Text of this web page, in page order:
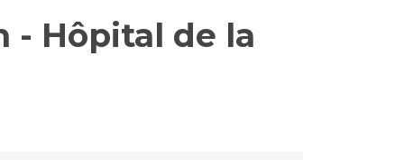
- Hôpital de la